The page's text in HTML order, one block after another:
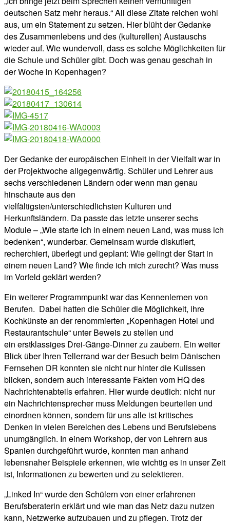
deutschen Satz mehr heraus.“ All diese Zitate reichen wohl
aus, um ein Statement zu setzen. Hier blüht der Gedanke
des Zusammenlebens und des (kulturellen) Austauschs
wieder auf. Wie wundervoll, dass es solche Möglichkeiten für
die Schule und Schüler gibt. Doch was genau geschah in
der Woche in Kopenhagen?
Der Gedanke der europäischen Einheit in der Vielfalt war in
der Projektwoche allgegenwärtig. Schüler und Lehrer aus
sechs verschiedenen Ländern oder wenn man genau
hinschaute aus den
vielfältigsten/unterschiedlichsten Kulturen und
Herkunftsländern. Da passte das letzte unserer sechs
Module – „Wie starte ich in einem neuen Land, was muss ich
bedenken“, wunderbar. Gemeinsam wurde diskutiert,
recherchiert, überlegt und geplant: Wie gelingt der Start in
einem neuen Land? Wie finde ich mich zurecht? Was muss
im Vorfeld geklärt werden?
Ein weiterer Programmpunkt war das Kennenlernen von
Berufen. Dabei hatten die Schüler die Möglichkeit, ihre
Kochkünste an der renommierten „Kopenhagen Hotel und
Restaurantschule“ unter Beweis zu stellen und
ein erstklassiges Drei-Gänge-Dinner zu zaubern. Ein weiter
Blick über Ihren Tellerrand war der Besuch beim Dänischen
Fernsehen DR konnten sie nicht nur hinter die Kulissen
blicken, sondern auch interessante Fakten vom HQ des
Nachrichtenabteils erfahren. Hier wurde deutlich: nicht nur
ein Nachrichtensprecher muss Meldungen beurteilen und
einordnen können, sondern für uns alle ist kritisches
Denken in vielen Bereichen des Lebens und Berufslebens
unumgänglich. In einem Workshop, der von Lehrern aus
Spanien durchgeführt wurde, konnten man anhand
lebensnaher Beispiele erkennen, wie wichtig es in unser Zeit
ist, Informationen zu bewerten und zu selektieren.
„Linked In“ wurde den Schülern von einer erfahrenen
Berufsberaterin erklärt und wie man das Netz dazu nutzen
kann, Netzwerke aufzubauen und zu pflegen. Trotz der